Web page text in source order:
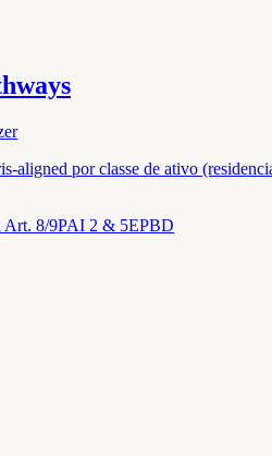
aligned por classe de ativo
Art. 8/9PAI 2 & 5EPBD